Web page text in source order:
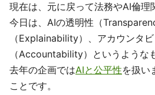
現在は、元に戻って法務やAI倫理
今日は、AIの透明性（
（Explainability）、アカウンタ
（Accountability）というような
去年の企画ではAIと公平性を扱い
ことです。